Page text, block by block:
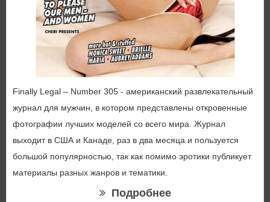
Finally Legal – Number 305 - американский развлекательный
журнал для мужчин, в котором представлены откровенные
фотографии лучших моделей со всего мира. Журнал
выходит в США и Канаде, раз в два месяца и пользуется
большой популярностью, так как помимо эротики публикует
материалы разных жанров и тематики.
Подробнее